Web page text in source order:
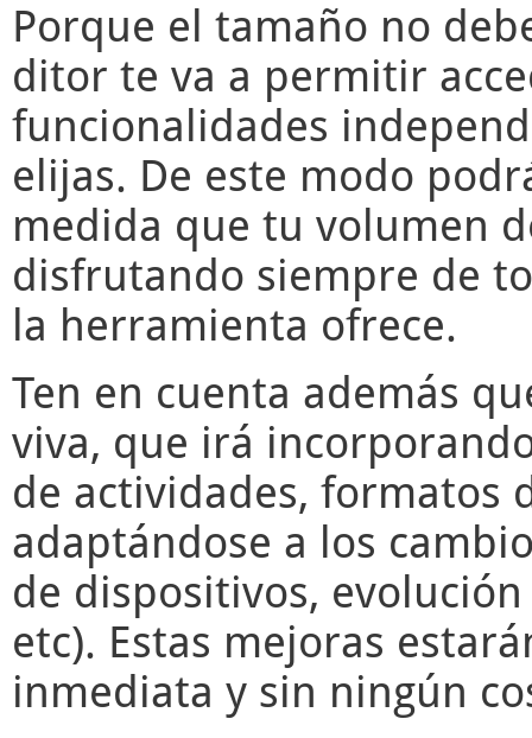
Porque el tamaño no
ditor te va a permitir
funcionalidades
elijas. De este modo
medida que tu volumen
disfrutando siempre de
la herramienta ofrece.
Ten en cuenta además
viva, que irá
de actividades, formatos
adaptándose a los
de dispositivos,
etc). Estas mejoras
inmediata y sin ningún